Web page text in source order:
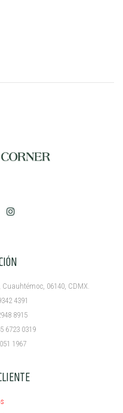
06140, CDMX.
4391
8915
6723 0319
1967